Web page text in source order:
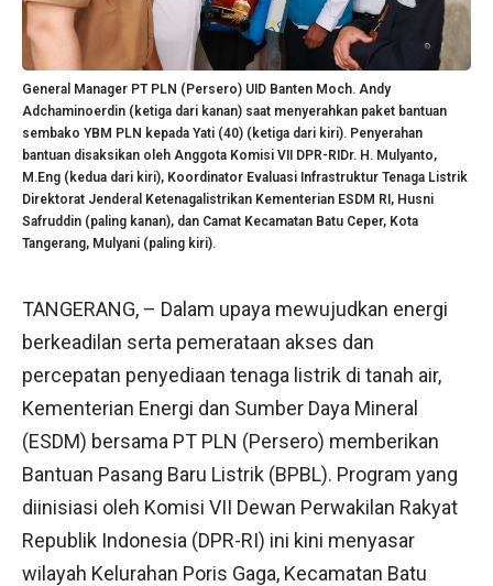
General Manager PT PLN (Persero) UID Banten Moch. Andy
Adchaminoerdin (ketiga dari kanan) saat menyerahkan paket bantuan
sembako YBM PLN kepada Yati (40) (ketiga dari kiri). Penyerahan
bantuan disaksikan oleh Anggota Komisi VII DPR-RIDr. H. Mulyanto,
M.Eng (kedua dari kiri), Koordinator Evaluasi Infrastruktur Tenaga Listrik
Direktorat Jenderal Ketenagalistrikan Kementerian ESDM RI, Husni
Safruddin (paling kanan), dan Camat Kecamatan Batu Ceper, Kota
Tangerang, Mulyani (paling kiri).
TANGERANG, – Dalam upaya mewujudkan energi
berkeadilan serta pemerataan akses dan
percepatan penyediaan tenaga listrik di tanah air,
Kementerian Energi dan Sumber Daya Mineral
(ESDM) bersama PT PLN (Persero) memberikan
Bantuan Pasang Baru Listrik (BPBL). Program yang
diinisiasi oleh Komisi VII Dewan Perwakilan Rakyat
Republik Indonesia (DPR-RI) ini kini menyasar
wilayah Kelurahan Poris Gaga, Kecamatan Batu